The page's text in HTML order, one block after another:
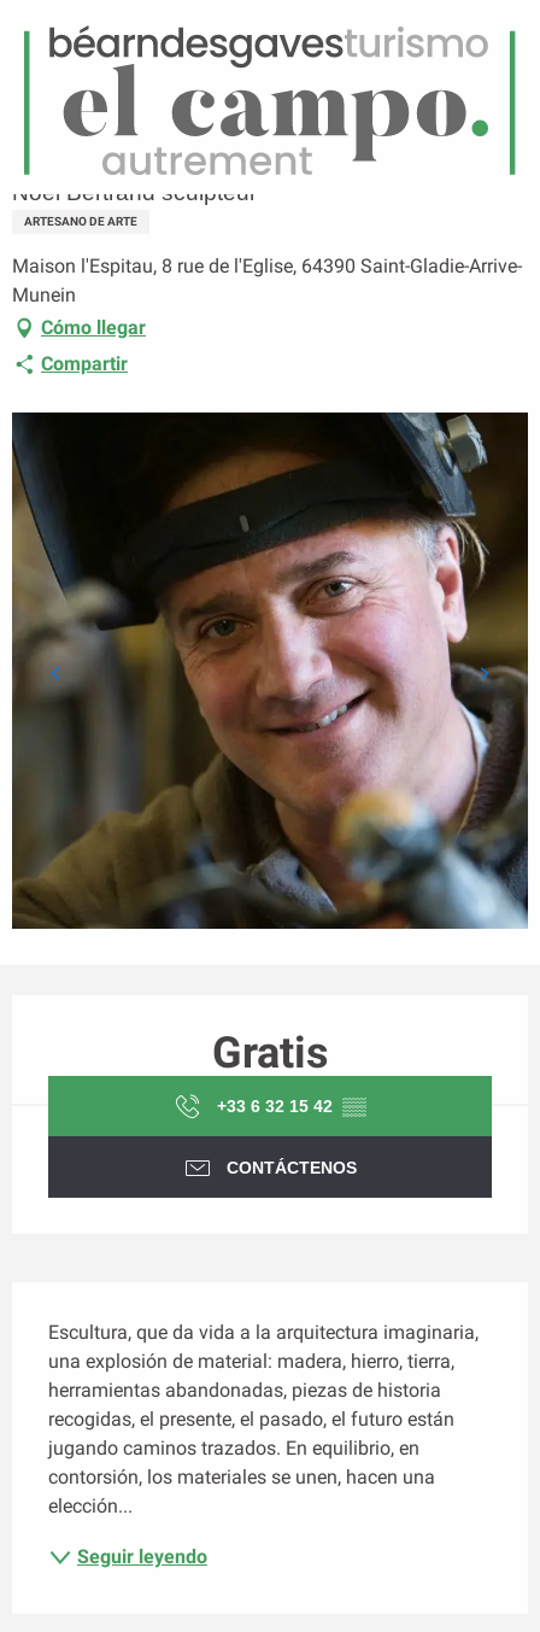
Menú
Página principal Noël Bertrand sculpteur
Noël Bertrand sculpteur
ARTESANO DE ARTE
Maison l'Espitau, 8 rue de l'Eglise, 64390 Saint-Gladie-Arrive-
Munein
Cómo llegar
Compartir
Gratis
+33 6 32 15 42 ▒▒
CONTÁCTENOS
Escultura, que da vida a la arquitectura imaginaria,
una explosión de material: madera, hierro, tierra,
herramientas abandonadas, piezas de historia
recogidas, el presente, el pasado, el futuro están
jugando caminos trazados. En equilibrio, en
contorsión, los materiales se unen, hacen una
elección...
Seguir leyendo